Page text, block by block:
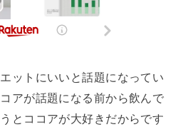
ットにいいと話題になってい
アが話題になる前から飲んで
とココアが大好きだからです